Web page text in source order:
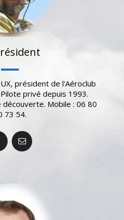
président de l'Aéroclub
privé depuis 1993.
Mobile : 06 80
73 54.